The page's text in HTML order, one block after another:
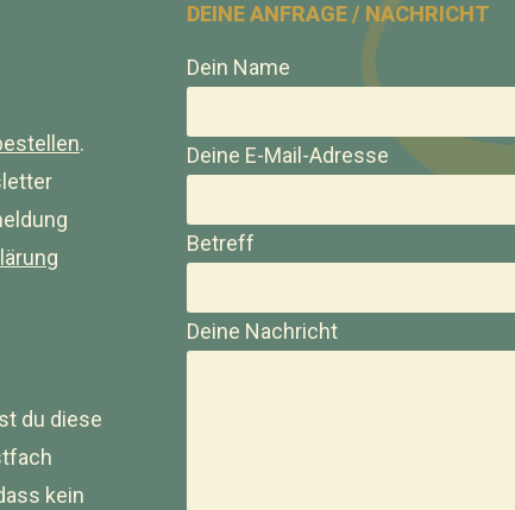
.
du diese
kein
DEINE ANFRAGE / NACHRICHT
Dein Name
Deine E-Mail-Adresse
Betreff
Deine Nachricht